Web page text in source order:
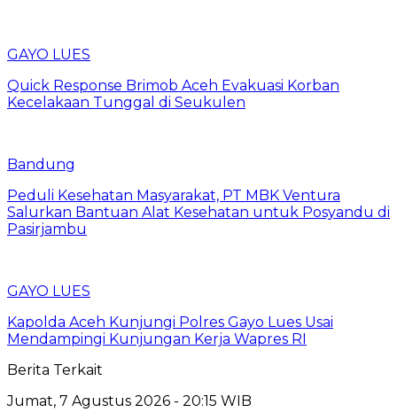
GAYO LUES
Quick Response Brimob Aceh Evakuasi Korban
Kecelakaan Tunggal di Seukulen
Bandung
Peduli Kesehatan Masyarakat, PT MBK Ventura
Salurkan Bantuan Alat Kesehatan untuk Posyandu di
Pasirjambu
GAYO LUES
Kapolda Aceh Kunjungi Polres Gayo Lues Usai
Mendampingi Kunjungan Kerja Wapres RI
Berita Terkait
Jumat, 7 Agustus 2026 - 20:15 WIB